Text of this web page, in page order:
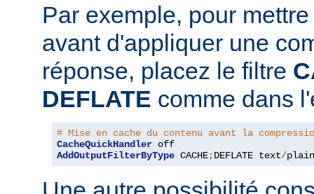
Par exemple, pour
avant d'appliquer une
réponse, placez le filtre
DEFLATE comme dans
# Mise en cache du contenu avant la
CacheQuickHandler
AddOutputFilterByType CACHE;DEFLATE text/plain